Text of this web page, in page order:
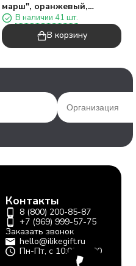
марш", оранжевый,
калибр 135", 40сек, 11,5см)
В наличии 41 шт.
В корзину
Контакты
8 (800) 200-85-87
+7 (969) 999-57-75
Заказать звонок
hello@ilikegift.ru
Пн-Пт, с 10:00-19:00